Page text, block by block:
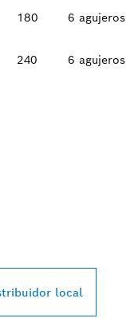
180 6 agujeros
240 6 agujeros
local